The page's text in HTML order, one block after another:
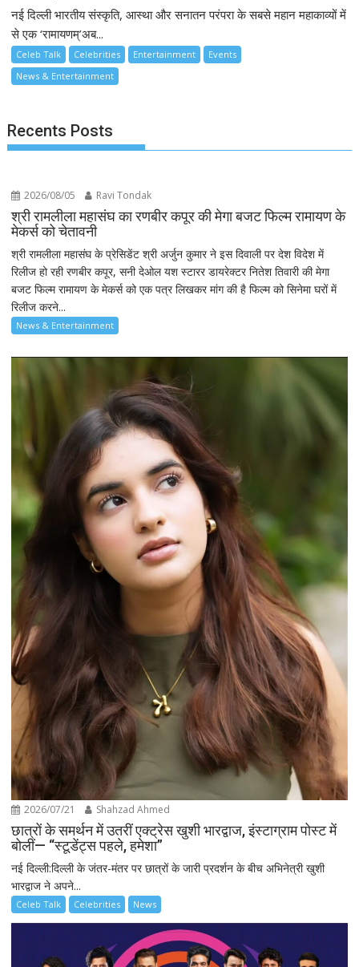
नई दिल्ली भारतीय संस्कृति, आस्था और सनातन परंपरा के सबसे महान महाकाव्यों में
से एक ‘रामायणम्’अब...
Celeb Talk Celebrities Entertainment
Events
News & Entertainment
Recents Posts
2026/08/05 Ravi Tondak
श्री रामलीला महासंघ का रणबीर कपूर की मेगा बजट फिल्म रामायण के
मेकर्स को चेतावनी
श्री रामलीला महासंघ के प्रेसिडेंट श्री अर्जुन कुमार ने इस दिवाली पर देश विदेश में
रिलीज हो रही रणबीर कपूर, सनी देओल यश स्टारर डायरेक्टर नितेश तिवारी की मेगा
बजट फिल्म रामायण के मेकर्स को एक पत्र लिखकर मांग की है फिल्म को सिनेमा घरों में
रिलीज करने...
News & Entertainment
2026/07/21 Shahzad Ahmed
छात्रों के समर्थन में उतरीं एक्ट्रेस खुशी भारद्वाज, इंस्टाग्राम पोस्ट में
बोलीं— “स्टूडेंट्स पहले, हमेशा”
नई दिल्ली:दिल्ली के जंतर-मंतर पर छात्रों के जारी प्रदर्शन के बीच अभिनेत्री खुशी
भारद्वाज ने अपने...
Celeb Talk Celebrities News